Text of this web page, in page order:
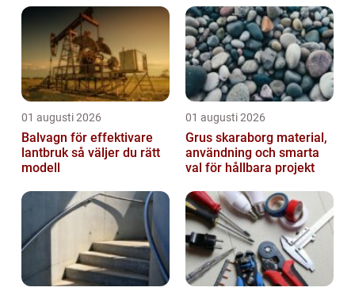
Stockho...
01 augusti 2026
Balvagn för effektivare
lantbruk så väljer du rätt
modell
01 augusti 2026
Grus skaraborg material,
användning och smarta
val för hållbara projekt